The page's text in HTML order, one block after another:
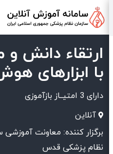
ارتقاء دانش
با ابزارهای
دارای 3 امتیــاز بازآموزی
آنلاین
برگزار کننده: معاونت آموزشی
نظام پزشکی قدس